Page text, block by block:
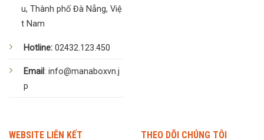
u, Thành phố Đà Nẵng, Việ
t Nam
Hotline: 02432.123.450
Email: info@manaboxvn.j
p
WEBSITE LIÊN KẾT THEO DÕI CHÚNG TÔI